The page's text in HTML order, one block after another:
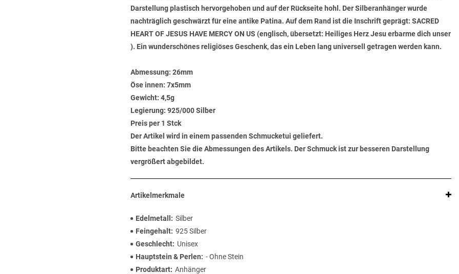
Darstellung plastisch hervorgehoben und auf der Rückseite hohl. Der Silberanhänger wurde
nachträglich geschwärzt für eine antike Patina. Auf dem Rand ist die Inschrift geprägt: SACRED
HEART OF JESUS HAVE MERCY ON US (englisch, übersetzt: Heiliges Herz Jesu erbarme dich unser
). Ein wunderschönes religiöses Geschenk, das ein Leben lang universell getragen werden kann.
Abmessung: 26mm
Öse innen: 7x5mm
Gewicht: 4,5g
Legierung: 925/000 Silber
Preis per 1 Stck
Der Artikel wird in einem passenden Schmucketui geliefert.
Bitte beachten Sie die Abmessungen des Artikels. Der Schmuck ist zur besseren Darstellung
vergrößert abgebildet.
Artikelmerkmale
Edelmetall
Silber
Feingehalt 925 Silber
Geschlecht
Unisex
Hauptstein & Perlen
- Ohne Stein
Produktart Anhänger